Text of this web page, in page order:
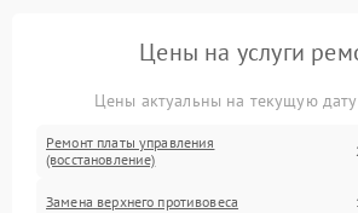
Цены на услуги
Цены актуальны на текущую
Ремонт платы управления
(восстановление)
Замена верхнего противовеса